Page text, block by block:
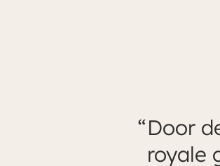
Door
royale